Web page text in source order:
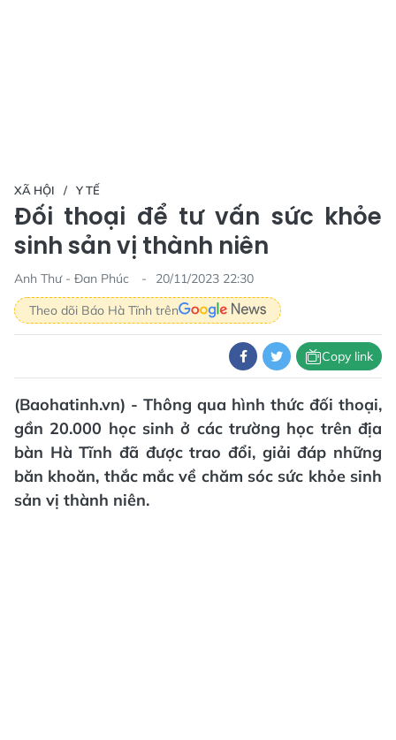
XÃ HỘI Y TẾ
Đối thoại để tư vấn sức khỏe
sinh sản vị thành niên
Anh Thư - Đan Phúc
20/11/2023 22:30
Theo dõi Báo Hà Tĩnh trên
Copy link
(Baohatinh.vn) - Thông qua hình thức đối thoại,
gần 20.000 học sinh ở các trường học trên địa
bàn Hà Tĩnh đã được trao đổi, giải đáp những
băn khoăn, thắc mắc về chăm sóc sức khỏe sinh
sản vị thành niên.